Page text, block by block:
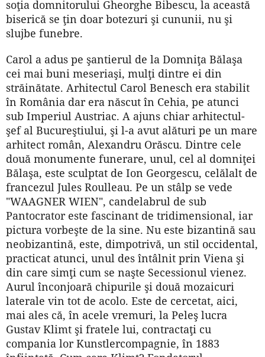
soţia domnitorului Gheorghe Bibescu, la această
biserică se ţin doar botezuri şi cununii, nu şi
slujbe funebre.
Carol a adus pe şantierul de la Domniţa Bălaşa
cei mai buni meseriaşi, mulţi dintre ei din
străinătate. Arhitectul Carol Benesch era stabilit
în România dar era născut în Cehia, pe atunci
sub Imperiul Austriac. A ajuns chiar arhitectul-
şef al Bucureştiului, şi l-a avut alături pe un mare
arhitect român, Alexandru Orăscu. Dintre cele
două monumente funerare, unul, cel al domniţei
Bălaşa, este sculptat de Ion Georgescu, celălalt de
francezul Jules Roulleau. Pe un stâlp se vede
"WAAGNER WIEN", candelabrul de sub
Pantocrator este fascinant de tridimensional, iar
pictura vorbeşte de la sine. Nu este bizantină sau
neobizantină, este, dimpotrivă, un stil occidental,
practicat atunci, unul des întâlnit prin Viena şi
din care simţi cum se naşte Secessionul vienez.
Aurul înconjoară chipurile şi două mozaicuri
laterale vin tot de acolo. Este de cercetat, aici,
mai ales că, în acele vremuri, la Peleş lucra
Gustav Klimt şi fratele lui, contractaţi cu
compania lor Kunstlercompagnie, în 1883